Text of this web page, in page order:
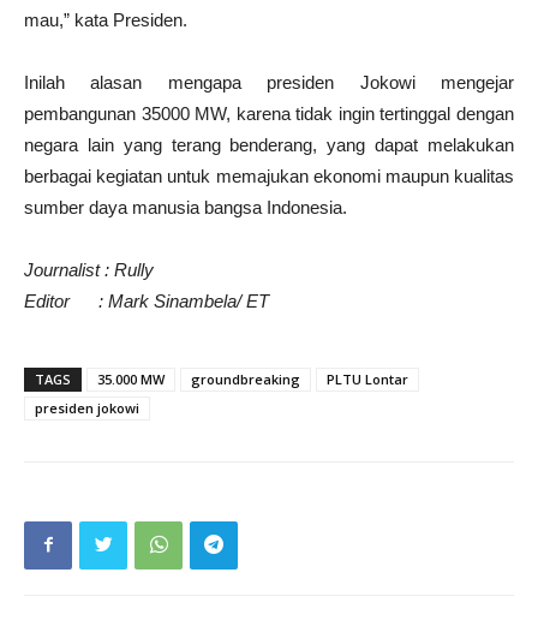
mau,” kata Presiden.
Inilah alasan mengapa presiden Jokowi mengejar
pembangunan 35000 MW, karena tidak ingin tertinggal dengan
negara lain yang terang benderang, yang dapat melakukan
berbagai kegiatan untuk memajukan ekonomi maupun kualitas
sumber daya manusia bangsa Indonesia.
Journalist : Rully
Editor : Mark Sinambela/ ET
TAGS 35.000 MW groundbreaking
PLTU Lontar
presiden jokowi